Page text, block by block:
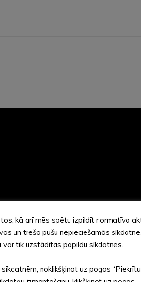
kā arī mēs spētu izpildīt normatīvo
un trešo pušu nepieciešamās
var tik uzstādītas papildu sīkdatnes.
noklikšķinot uz pogas